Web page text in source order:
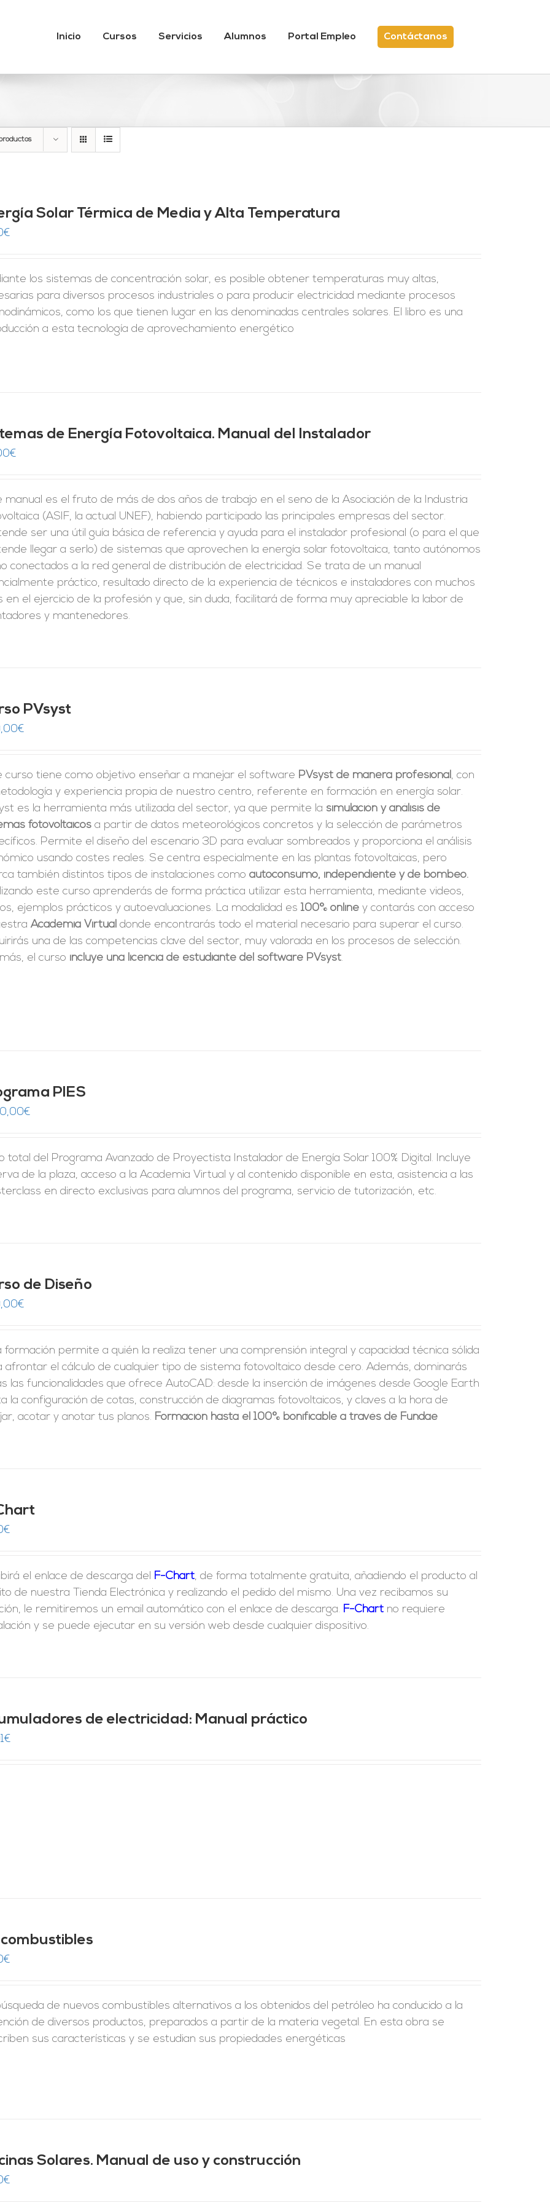
Inicio Cursos Servicios Alumnos Portal Empleo Contáctanos
Solar Térmica de Media y Alta Temperatura
€
los sistemas de concentración solar, es posible obtener temperaturas muy altas,
para diversos procesos industriales o para producir electricidad mediante procesos
como los que tienen lugar en las denominadas centrales solares. El libro es una
a esta tecnología de aprovechamiento energético
de Energía Fotovoltaica. Manual del Instalador
€
manual es el fruto de más de dos años de trabajo en el seno de la Asociación de la Industria
(ASIF, la actual UNEF), habiendo participado las principales empresas del sector.
ser una útil guía básica de referencia y ayuda para el instalador profesional (o para el que
llegar a serlo) de sistemas que aprovechen la energía solar fotovoltaica, tanto autónomos
conectados a la red general de distribución de electricidad. Se trata de un manual
práctico, resultado directo de la experiencia de técnicos e instaladores con muchos
en el ejercicio de la profesión y que, sin duda, facilitará de forma muy apreciable la labor de
y mantenedores.
PVsyst
€
curso tiene como objetivo enseñar a manejar el software PVsyst de manera profesional, con
y experiencia propia de nuestro centro, referente en formación en energía solar.
es la herramienta más utilizada del sector, ya que permite la simulación y análisis de
fotovoltaicos a partir de datos meteorológicos concretos y la selección de parámetros
Permite el diseño del escenario 3D para evaluar sombreados y proporciona el análisis
usando costes reales. Se centra especialmente en las plantas fotovoltaicas, pero
también distintos tipos de instalaciones comoautoconsumo, independiente y de bombeo.
este curso aprenderás de forma práctica utilizar esta herramienta, mediante videos,
ejemplos prácticos y autoevaluaciones. La modalidad es100% online y contarás con acceso
Academia Virtual donde encontrarás todo el material necesario para superar el curso.
una de las competencias clave del sector, muy valorada en los procesos de selección.
el curso incluye una licencia de estudiante del software PVsyst.
PIES
€
total del Programa Avanzado de Proyectista Instalador de Energía Solar 100% Digital. Incluye
de la plaza, acceso a la Academia Virtual y al contenido disponible en esta, asistencia a las
en directo exclusivas para alumnos del programa, servicio de tutorización, etc.
de Diseño
€
formación permite a quién la realiza tener una comprensión integral y capacidad técnica sólida
afrontar el cálculo de cualquier tipo de sistema fotovoltaico desde cero. Además, dominarás
las funcionalidades que ofrece AutoCAD: desde la inserción de imágenes desde Google Earth
la configuración de cotas, construcción de diagramas fotovoltaicos, y claves a la hora de
acotar y anotar tus planos. Formación hasta el 100% bonificable a través de Fundae
€
el enlace de descarga del F-Chart, de forma totalmente gratuita, añadiendo el producto al
de nuestra Tienda Electrónica y realizando el pedido del mismo. Una vez recibamos su
le remitiremos un email automático con el enlace de descarga. F-Chart no requiere
y se puede ejecutar en su versión web desde cualquier dispositivo.
de electricidad: Manual práctico
€
€
de nuevos combustibles alternativos a los obtenidos del petróleo ha conducido a la
de diversos productos, preparados a partir de la materia vegetal. En esta obra se
sus características y se estudian sus propiedades energéticas
Solares. Manual de uso y construcción
€